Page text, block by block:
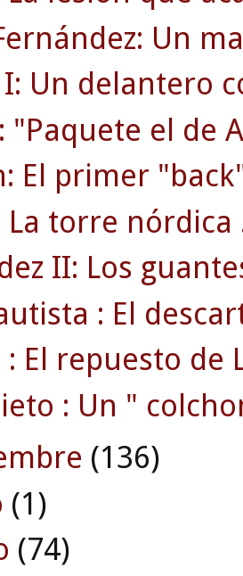
Un
I: Un delantero
"Paquete el de
El primer
La torre nórdica
II: Los
: El
: El repuesto de
: Un "
(136)
(1)
(74)